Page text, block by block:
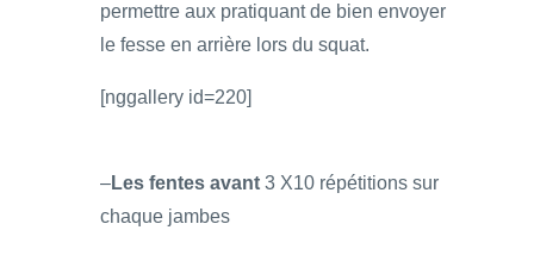
permettre aux pratiquant de bien envoyer
le fesse en arrière lors du squat.
[nggallery id=220]
–Les fentes avant 3 X10 répétitions sur
chaque jambes